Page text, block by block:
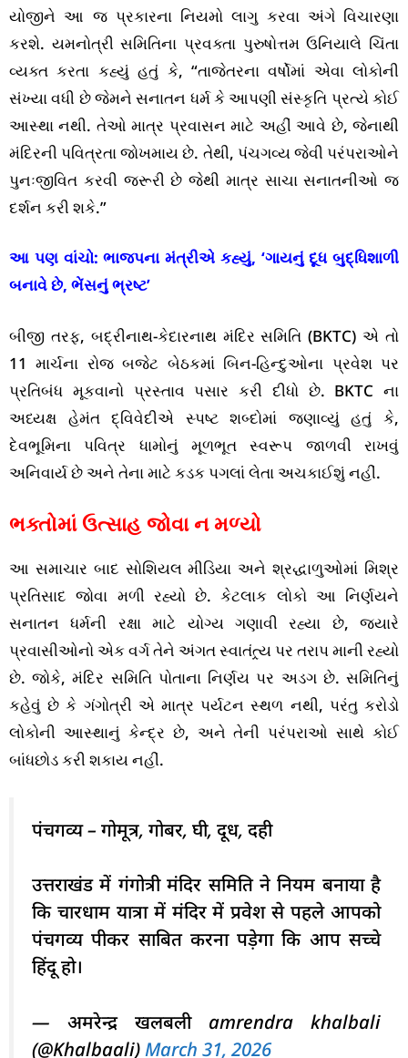
યોજીને આ જ પ્રકારના નિયમો લાગુ કરવા અંગે વિચારણા
કરશે. યમનોત્રી સમિતિના પ્રવક્તા પુરુષોત્તમ ઉનિયાલે ચિંતા
વ્યક્ત કરતા કહ્યું હતું કે, “તાજેતરના વર્ષોમાં એવા લોકોની
સંખ્યા વધી છે જેમને સનાતન ધર્મ કે આપણી સંસ્કૃતિ પ્રત્યે કોઈ
આસ્થા નથી. તેઓ માત્ર પ્રવાસન માટે અહીં આવે છે, જેનાથી
મંદિરની પવિત્રતા જોખમાય છે. તેથી, પંચગવ્ય જેવી પરંપરાઓને
પુનઃજીવિત કરવી જરૂરી છે જેથી માત્ર સાચા સનાતનીઓ જ
દર્શન કરી શકે.”
આ પણ વાંચો:ભાજપના મંત્રીએ કહ્યું, ‘ગાયનું દૂધ બુદ્ધિશાળી
બનાવે છે, ભેંસનું ભ્રષ્ટ’
બીજી તરફ, બદ્રીનાથ-કેદારનાથ મંદિર સમિતિ (BKTC) એ તો
11 માર્ચના રોજ બજેટ બેઠકમાં બિન-હિન્દુઓના પ્રવેશ પર
પ્રતિબંધ મૂકવાનો પ્રસ્તાવ પસાર કરી દીધો છે. BKTC ના
અધ્યક્ષ હેમંત દ્વિવેદીએ સ્પષ્ટ શબ્દોમાં જણાવ્યું હતું કે,
દેવભૂમિના પવિત્ર ધામોનું મૂળભૂત સ્વરૂપ જાળવી રાખવું
અનિવાર્ય છે અને તેના માટે કડક પગલાં લેતા અચકાઈશું નહીં.
ભક્તોમાં ઉત્સાહ જોવા ન મળ્યો
આ સમાચાર બાદ સોશિયલ મીડિયા અને શ્રદ્ધાળુઓમાં મિશ્ર
પ્રતિસાદ જોવા મળી રહ્યો છે. કેટલાક લોકો આ નિર્ણયને
સનાતન ધર્મની રક્ષા માટે યોગ્ય ગણાવી રહ્યા છે, જ્યારે
પ્રવાસીઓનો એક વર્ગ તેને અંગત સ્વાતંત્ર્ય પર તરાપ માની રહ્યો
છે. જોકે, મંદિર સમિતિ પોતાના નિર્ણય પર અડગ છે. સમિતિનું
કહેવું છે કે ગંગોત્રી એ માત્ર પર્યટન સ્થળ નથી, પરંતુ કરોડો
લોકોની આસ્થાનું કેન્દ્ર છે, અને તેની પરંપરાઓ સાથે કોઈ
બાંધછોડ કરી શકાય નહીં.
पंचगव्य – गोमूत्र, गोबर, घी, दूध, दही
उत्तराखंड में गंगोत्री मंदिर समिति ने नियम बनाया है
कि चारधाम यात्रा में मंदिर में प्रवेश से पहले आपको
पंचगव्य पीकर साबित करना पड़ेगा कि आप सच्चे
हिंदू हो।
— अमरेन्द्र खलबली amrendra khalbali
(@Khalbaali)March 31, 2026